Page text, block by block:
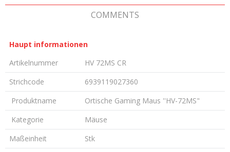
COMMENTS
Haupt informationen
Artikelnummer
HV 72MS CR
Strichcode
6939119027360
Produktname
Ortische Gaming Maus ''HV-72MS"
Kategorie
Mäuse
Maßeinheit
Stk